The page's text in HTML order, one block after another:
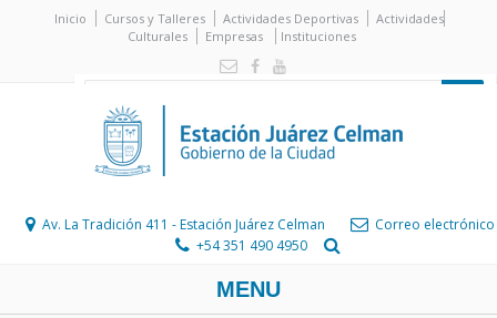
Inicio Cursos y Talleres Actividades Deportivas
Actividades
Culturales
Empresas Instituciones
Av. La Tradición 411 - Estación Juárez Celman
Correo electrónico
+54 351 490 4950
MENU